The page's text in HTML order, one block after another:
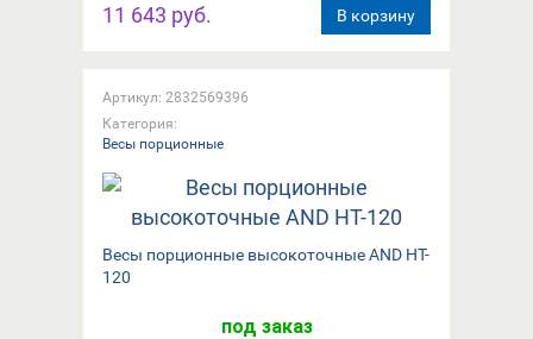
11 643 руб. В корзину
Артикул: 2832569396
Категория:
Весы порционные
Вeсы порционные высокоточные AND HT-
120
под заказ